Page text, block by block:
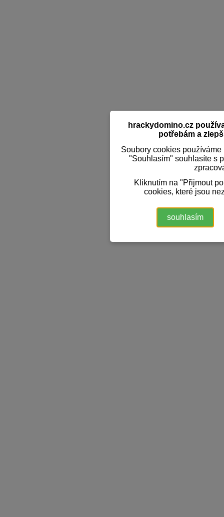
hrackydomino.cz
potřebám a
Soubory cookies
"Souhlasím" souhlasíte s
Kliknutím na "Přijmout
cookies, které jsou
souhlasím